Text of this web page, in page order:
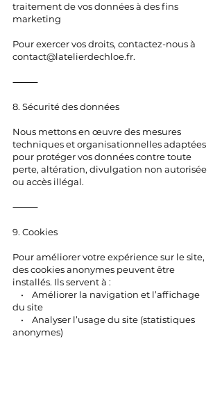
traitement de vos données à des fins
marketing
Pour exercer vos droits, contactez-nous à
contact@latelierdechloe.fr.
⸻
8. Sécurité des données
Nous mettons en œuvre des mesures
techniques et organisationnelles adaptées
pour protéger vos données contre toute
perte, altération, divulgation non autorisée
ou accès illégal.
⸻
9. Cookies
Pour améliorer votre expérience sur le site,
des cookies anonymes peuvent être
installés. Ils servent à :
• Améliorer la navigation et l’affichage
du site
• Analyser l’usage du site (statistiques
anonymes)